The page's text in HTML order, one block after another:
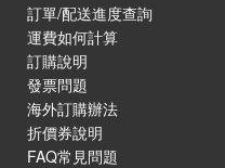
訂單/配送進度查詢
運費如何計算
訂購說明
發票問題
海外訂購辦法
折價券說明
FAQ常見問題